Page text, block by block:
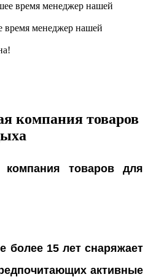
время менеджер нашей
время менеджер нашей
компания товаров
компания товаров для
более 15 лет снаряжает
активные